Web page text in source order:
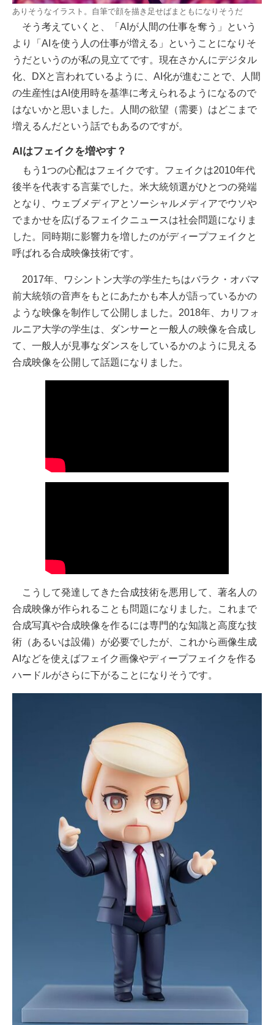
ありそうなイラスト。自筆で顔を描き足せばまともになりそうだ
そう考えていくと、「AIが人間の仕事を奪う」という
より「AIを使う人の仕事が増える」ということになりそ
うだというのが私の見立てです。現在さかんにデジタル
化、DXと言われているように、AI化が進むことで、人間
の生産性はAI使用時を基準に考えられるようになるので
はないかと思いました。人間の欲望（需要）はどこまで
増えるんだという話でもあるのですが。
AIはフェイクを増やす？
もう1つの心配はフェイクです。フェイクは2010年代
後半を代表する言葉でした。米大統領選がひとつの発端
となり、ウェブメディアとソーシャルメディアでウソや
でまかせを広げるフェイクニュースは社会問題になりま
した。同時期に影響力を増したのがディープフェイクと
呼ばれる合成映像技術です。
2017年、ワシントン大学の学生たちはバラク・オバマ
前大統領の音声をもとにあたかも本人が語っているかの
ような映像を制作して公開しました。2018年、カリフォ
ルニア大学の学生は、ダンサーと一般人の映像を合成し
て、一般人が見事なダンスをしているかのように見える
合成映像を公開して話題になりました。
こうして発達してきた合成技術を悪用して、著名人の
合成映像が作られることも問題になりました。これまで
合成写真や合成映像を作るには専門的な知識と高度な技
術（あるいは設備）が必要でしたが、これから画像生成
AIなどを使えばフェイク画像やディープフェイクを作る
ハードルがさらに下がることになりそうです。